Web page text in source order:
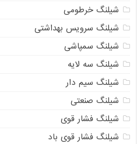
شیلنگ خرطومی
شیلنگ سرویس بهداشتی
شیلنگ سمپاشی
شیلنگ سه لایه
شیلنگ سیم دار
شیلنگ صنعتی
شیلنگ فشار قوی
شیلنگ فشار قوی باد